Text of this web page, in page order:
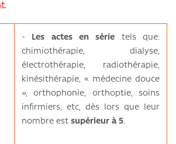
- Les actes en série tels que:
chimiothérapie, dialyse,
électrothérapie, radiothérapie,
kinésithérapie, « médecine douce
», orthophonie, orthoptie, soins
infirmiers, etc, dès lors que leur
nombre est supérieur à 5.